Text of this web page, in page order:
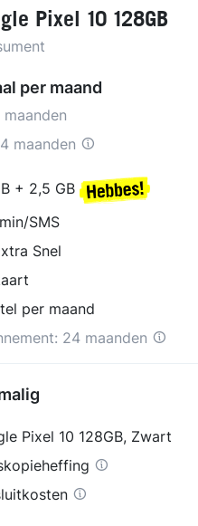
Pixel 10 128GB
per maand
maanden
maanden
+ 2,5 GB
SMS
Snel
per maand
24 maanden
Pixel 10 128GB, Zwart